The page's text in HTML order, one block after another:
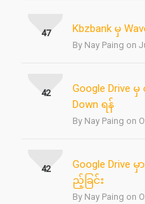
Kbzbank မှ
By Nay Paing on
47
Google Drive
Down ရန်
By Nay Paing on
42
Google Drive
ည့်ခြင်း
By Nay Paing on
42